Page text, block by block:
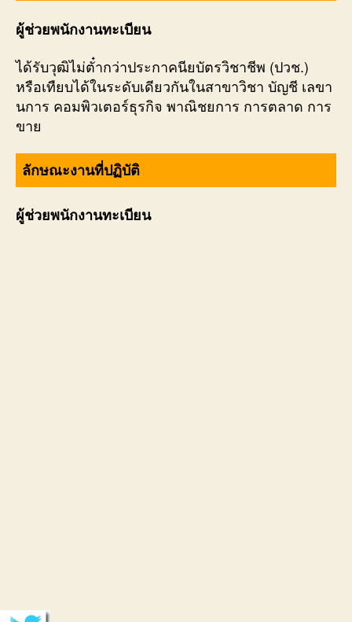
ผู้ช่วยพนักงานทะเบียน
ได้รับวุฒิไม่ตั๋ากว่าประกาคนียบัตรวิชาชีพ (ปวช.)
หรือเทืยบได้ในระดับเดียวกันในสาขาวิชา บัญชี เลขา
นการ คอมพิวเตอร์ธุรกิจ พาณิชยการ การตลาด การ
ขาย
ลักษณะงานที่ปฏิบัติ
ผู้ช่วยพนักงานทะเบียน